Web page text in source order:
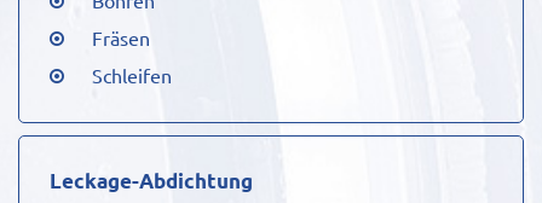
Fräsen
Schleifen
Leckage-Abdichtung